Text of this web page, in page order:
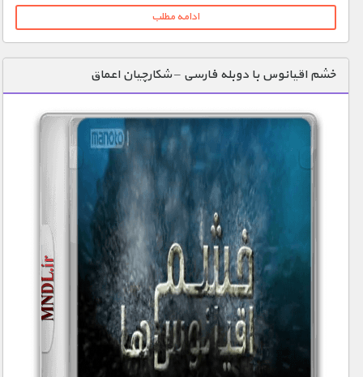
ادامه مطلب
خشم اقیانوس با دوبله فارسی – شکارچیان اعماق